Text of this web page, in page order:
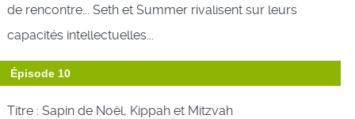
de rencontre... Seth et Summer rivalisent sur leurs
capacités intellectuelles...
Épisode 10
Titre : Sapin de Noël, Kippah et Mitzvah